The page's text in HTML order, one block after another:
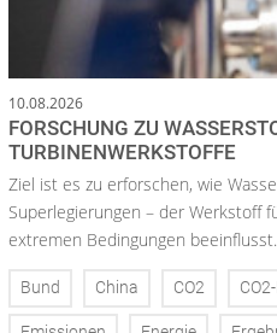
10.08.2026
FORSCHUNG ZU
TURBINENWERKSTOFFE
Ziel ist es zu erforschen, wie
Superlegierungen – der Werkstoff
extremen Bedingungen beeinflusst.
Bund China CO2